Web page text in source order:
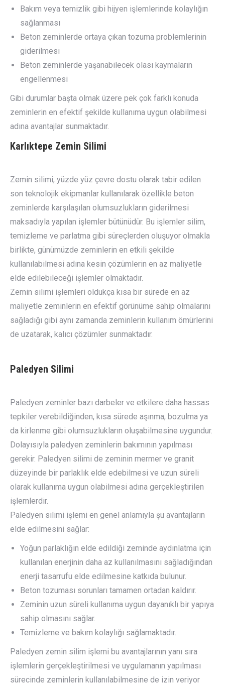
Bakım veya temizlik gibi hijyen işlemlerinde kolaylığın
sağlanması
Beton zeminlerde ortaya çıkan tozuma problemlerinin
giderilmesi
Beton zeminlerde yaşanabilecek olası kaymaların
engellenmesi
Gibi durumlar başta olmak üzere pek çok farklı konuda
zeminlerin en efektif şekilde kullanıma uygun olabilmesi
adına avantajlar sunmaktadır.
Karlıktepe Zemin Silimi
Zemin silimi, yüzde yüz çevre dostu olarak tabir edilen
son teknolojik ekipmanlar kullanılarak özellikle beton
zeminlerde karşılaşılan olumsuzlukların giderilmesi
maksadıyla yapılan işlemler bütünüdür. Bu işlemler silim,
temizleme ve parlatma gibi süreçlerden oluşuyor olmakla
birlikte, günümüzde zeminlerin en etkili şekilde
kullanılabilmesi adına kesin çözümlerin en az maliyetle
elde edilebileceği işlemler olmaktadır.
Zemin silimi işlemleri oldukça kısa bir sürede en az
maliyetle zeminlerin en efektif görünüme sahip olmalarını
sağladığı gibi aynı zamanda zeminlerin kullanım ömürlerini
de uzatarak, kalıcı çözümler sunmaktadır.
Paledyen Silimi
Paledyen zeminler bazı darbeler ve etkilere daha hassas
tepkiler verebildiğinden, kısa sürede aşınma, bozulma ya
da kirlenme gibi olumsuzlukların oluşabilmesine uygundur.
Dolayısıyla paledyen zeminlerin bakımının yapılması
gerekir. Paledyen silimi de zeminin mermer ve granit
düzeyinde bir parlaklık elde edebilmesi ve uzun süreli
olarak kullanıma uygun olabilmesi adına gerçekleştirilen
işlemlerdir.
Paledyen silimi işlemi en genel anlamıyla şu avantajların
elde edilmesini sağlar:
Yoğun parlaklığın elde edildiği zeminde aydınlatma için
kullanılan enerjinin daha az kullanılmasını sağladığından
enerji tasarrufu elde edilmesine katkıda bulunur.
Beton tozuması sorunları tamamen ortadan kaldırır.
Zeminin uzun süreli kullanıma uygun dayanıklı bir yapıya
sahip olmasını sağlar.
Temizleme ve bakım kolaylığı sağlamaktadır.
Paledyen zemin silim işlemi bu avantajlarının yanı sıra
işlemlerin gerçekleştirilmesi ve uygulamanın yapılması
sürecinde zeminlerin kullanılabilmesine de izin veriyor